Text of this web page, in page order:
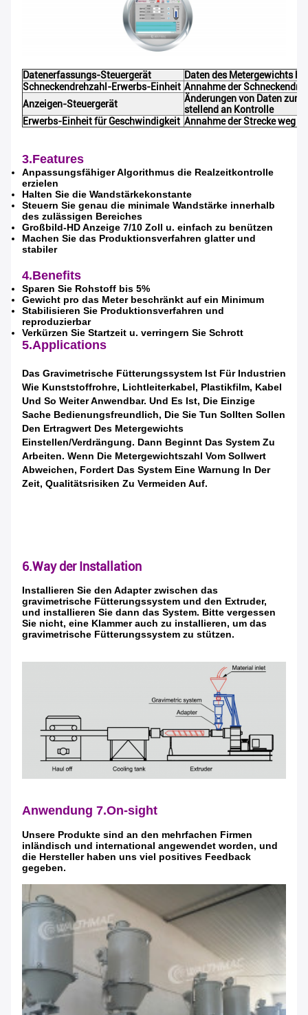
Hinterlass eine Nachricht
Wir rufen Sie bald zurück!
EINREICHUNGEN
Datenerfassungs-Steuergerät
Daten des Metergewichts
Schneckendrehzahl-Erwerbs-Einheit Annahme der
Anzeigen-Steuergerät
Änderungen von Daten zum
stellend an Kontrolle
Erwerbs-Einheit für Geschwindigkeit Annahme der Strecke weg
3.Features
Anpassungsfähiger Algorithmus die Realzeitkontrolle
erzielen
Halten Sie die Wandstärkekonstante
Steuern Sie genau die minimale Wandstärke innerhalb
des zulässigen Bereiches
Großbild-HD Anzeige 7/10 Zoll u. einfach zu benützen
Machen Sie das Produktionsverfahren glatter und
stabiler
4.Benefits
Sparen Sie Rohstoff bis 5%
Gewicht pro das Meter beschränkt auf ein Minimum
Stabilisieren Sie Produktionsverfahren und
reproduzierbar
Verkürzen Sie Startzeit u. verringern Sie Schrott
5.Applications
Das Gravimetrische Fütterungssystem Ist Für Industrien
Wie Kunststoffrohre, Lichtleiterkabel, Plastikfilm, Kabel
Und So Weiter Anwendbar. Und Es Ist, Die Einzige
Sache Bedienungsfreundlich, Die Sie Tun Sollten Sollen
Den Ertragwert Des Metergewichts
Einstellen/Verdrängung. Dann Beginnt Das System Zu
Arbeiten. Wenn Die Metergewichtszahl Vom Sollwert
Abweichen, Fordert Das System Eine Warnung In Der
Zeit, Qualitätsrisiken Zu Vermeiden Auf.
6.Way der Installation
Installieren Sie den Adapter zwischen das
gravimetrische Fütterungssystem und den Extruder,
und installieren Sie dann das System. Bitte vergessen
Sie nicht, eine Klammer auch zu installieren, um das
gravimetrische Fütterungssystem zu stützen.
Anwendung 7.On-sight
Unsere Produkte sind an den mehrfachen Firmen
inländisch und international angewendet worden, und
die Hersteller haben uns viel positives Feedback
gegeben.